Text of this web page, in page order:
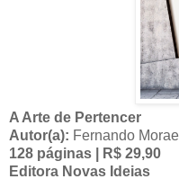
A Arte de Pertencer
Autor(a): Fernando
128 páginas | R$ 29,90
Editora Novas Ideias